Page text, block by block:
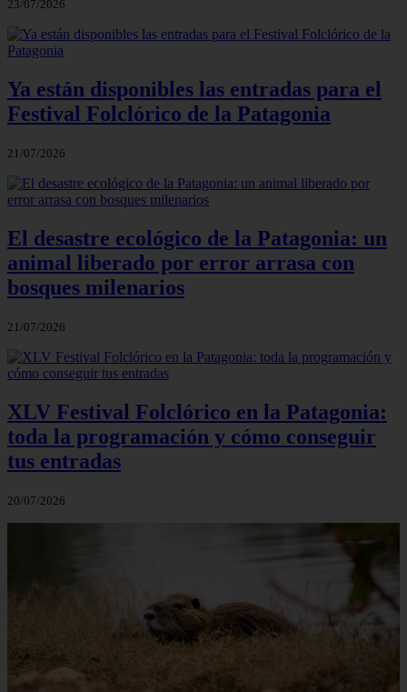
23/07/2026
Ya están disponibles las entradas para el
Festival Folclórico de la Patagonia
21/07/2026
El desastre ecológico de la Patagonia: un
animal liberado por error arrasa con
bosques milenarios
21/07/2026
XLV Festival Folclórico en la Patagonia:
toda la programación y cómo conseguir
tus entradas
20/07/2026